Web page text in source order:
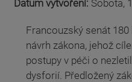
Datum vytvoření: Sobota,
Francouzský senát
návrh zákona, jehož
postupy v péči o
dysforií. Předložený